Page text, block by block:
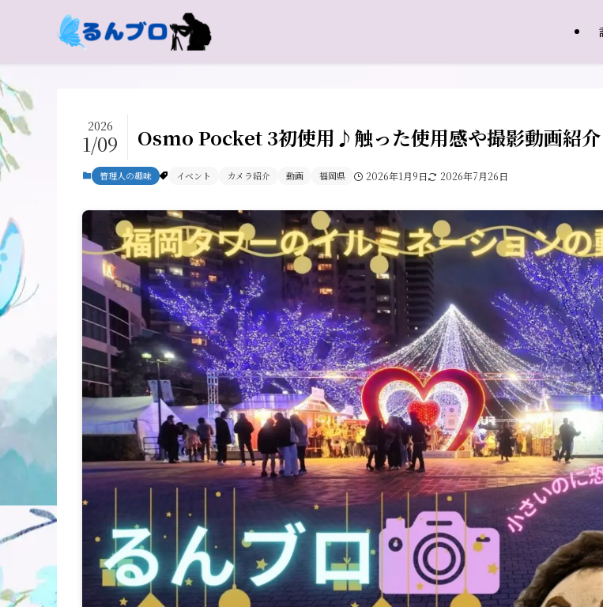
Osmo Pocket 3初使用♪触った使用感や撮影動画紹
2026
1/09
管理人の趣味 イベント カメラ紹介 動画 福岡県 2026年1月9日 2026年7月26日